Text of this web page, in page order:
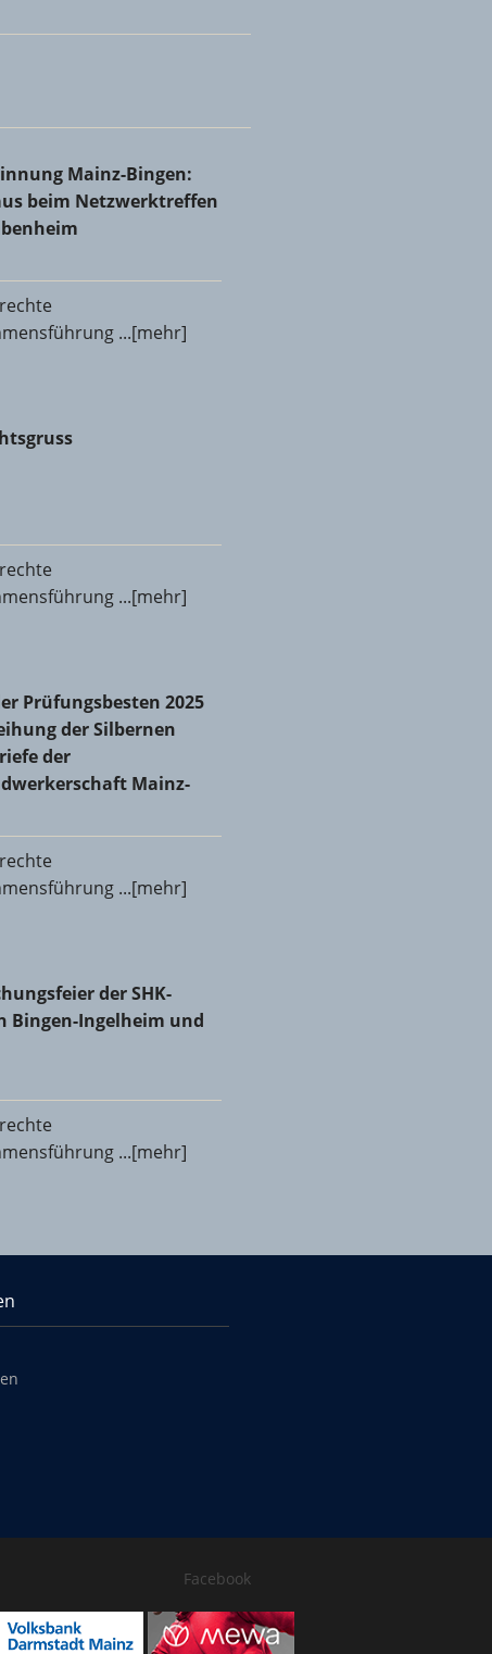
bei Holzbau Josef Ammann & Sohn GmbH &
Mainz-Bingen: Volles Haus beim Netzwerktreffen in
Mainz-Bingen:
beim Netzwerktreffen
...[mehr]
...[mehr]
Prüfungsbesten 2025 und Verleihung der Silbernen
der Kreishandwerkerschaft Mainz-Bingen
Prüfungsbesten 2025
der Silbernen
der
Mainz-
...[mehr]
neuen Obermeister gewählt
der SHK-Innungen Bingen-Ingelheim und Mainz
der SHK-
Bingen-Ingelheim und
...[mehr]
Facebook